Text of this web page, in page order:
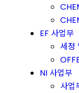
EF 사업부
세정
NI 사업부
사업